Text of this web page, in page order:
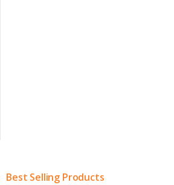
Best Selling Products